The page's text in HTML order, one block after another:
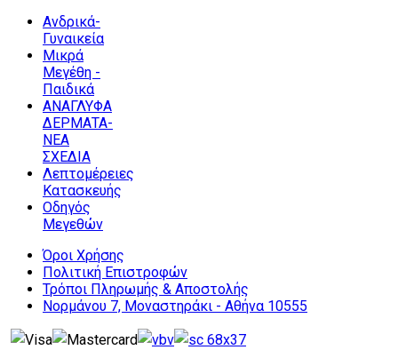
Ανδρικά-
Γυναικεία
Μικρά
Μεγέθη -
Παιδικά
ΑΝΑΓΛΥΦΑ
ΔΕΡΜΑΤΑ-
ΝΕΑ
ΣΧΕΔΙΑ
Λεπτομέρειες
Κατασκευής
Οδηγός
Μεγεθών
Όροι Χρήσης
Πολιτική Επιστροφών
Τρόποι Πληρωμής & Αποστολής
Νορμάνου 7, Μοναστηράκι - Αθήνα 10555